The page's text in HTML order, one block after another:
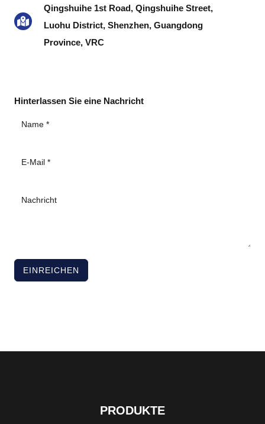
Qingshuihe 1st Road, Qingshuihe Street,
Luohu District, Shenzhen, Guangdong
Province, VRC
Hinterlassen Sie eine Nachricht
EINREICHEN
PRODUKTE